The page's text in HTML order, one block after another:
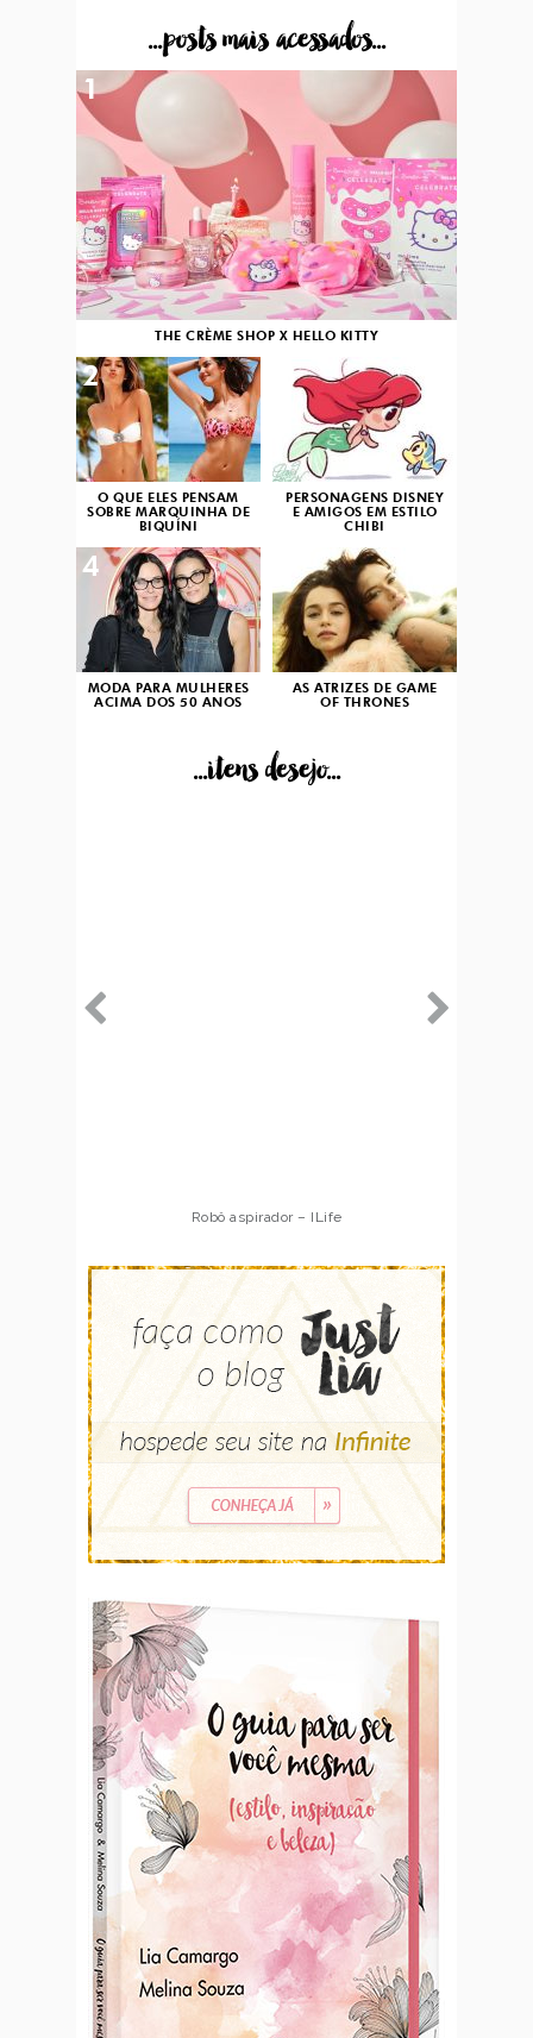
...posts mais acessados...
THE CRÈME SHOP X HELLO KITTY
1
O QUE ELES PENSAM
SOBRE MARQUINHA DE
BIQUÍNI
2
PERSONAGENS DISNEY
E AMIGOS EM ESTILO
CHIBI
3
MODA PARA MULHERES
ACIMA DOS 50 ANOS
4
AS ATRIZES DE GAME
OF THRONES
...itens desejo...
Robô aspirador – ILife